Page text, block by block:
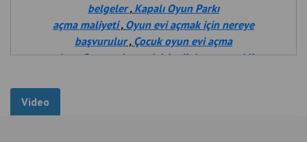
belgeler, Kapalı Oyun Parkı
açma maliyeti, Oyun evi açmak için nereye
başvurulur, Çocuk oyun evi açma
şartları,Oyun evi açmak için diploma gerekli mı
Video